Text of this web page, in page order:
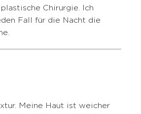
Chirurgie. Ich
Fall für die Nacht die
Meine Haut ist weicher